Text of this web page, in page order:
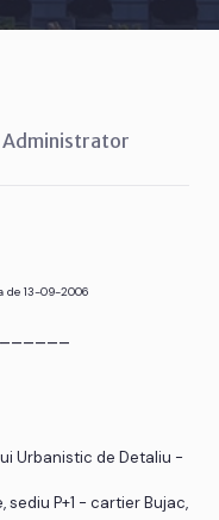
Administrator
13-09-2006
Urbanistic de Detaliu -
sediu P+1 - cartier Bujac,